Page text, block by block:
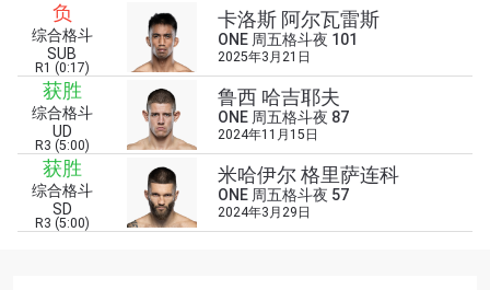
负
综合格斗
SUB
R1 (0:17)
卡洛斯 阿尔瓦雷斯
ONE 周五格斗夜 101
2025年3月21日
获胜
综合格斗
UD
R3 (5:00)
鲁西 哈吉耶夫
ONE 周五格斗夜 87
2024年11月15日
获胜
综合格斗
SD
R3 (5:00)
米哈伊尔 格里萨连科
ONE 周五格斗夜 57
2024年3月29日
对手
浏览了解更多
在任何地域观看ONE冠军赛，现在注册获得权限了
解最新资讯、解锁特别福利以及优先机遇获得直播
场次的最佳座位！
邮箱
名字